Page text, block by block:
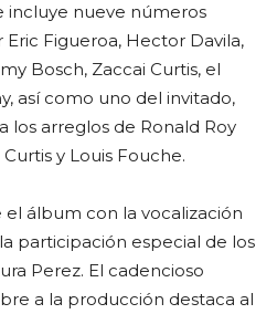
incluye nueve números
Eric Figueroa, Hector Davila,
Bosch, Zaccai Curtis, el
así como uno del invitado,
los arreglos de Ronald Roy
y Louis Fouche.
álbum con la vocalización
participación especial de los
Perez. El cadencioso
a la producción destaca al